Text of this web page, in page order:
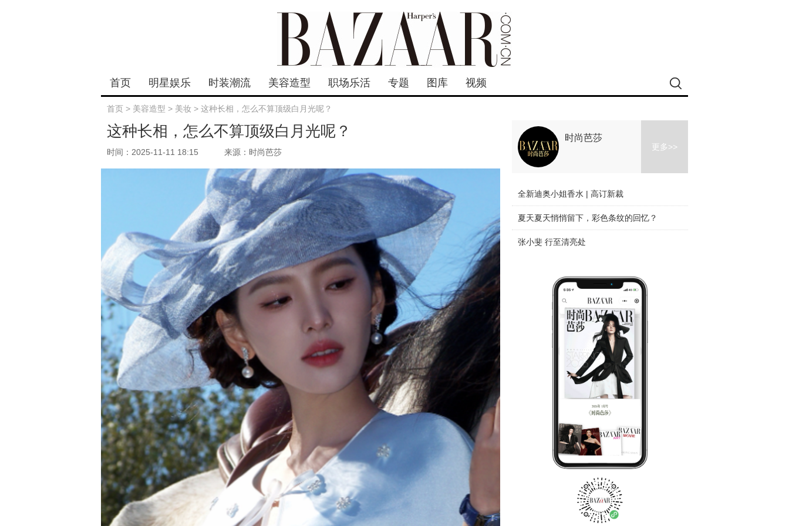
首页 明星娱乐 时装潮流 美容造型 职场乐活 专题 图库 视频
首页 > 美容造型 > 美妆 > 这种长相，怎么不算顶级白月光呢？
这种长相，怎么不算顶级白月光呢？
时间：2025-11-11 18:15 来源：时尚芭莎
时尚芭莎
更多>>
全新迪奥小姐香水 | 高订新裁
夏天夏天悄悄留下，彩色条纹的回忆？
张小斐 行至清亮处